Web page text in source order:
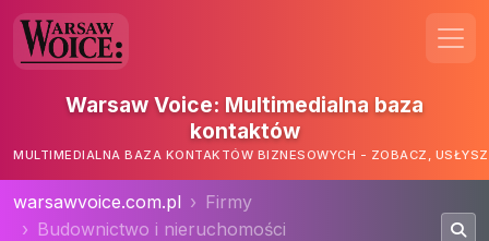
Warsaw Voice: Multimedialna baza
kontaktów
MULTIMEDIALNA BAZA KONTAKTÓW BIZNESOWYCH - ZOBACZ,
warsawvoice.com.pl
Firmy
Budownictwo i nieruchomości